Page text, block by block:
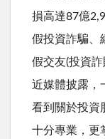
損高達87億
假投資詐騙、
假交友(投資詐
近媒體披露，
看到關於投資
十分專業，更